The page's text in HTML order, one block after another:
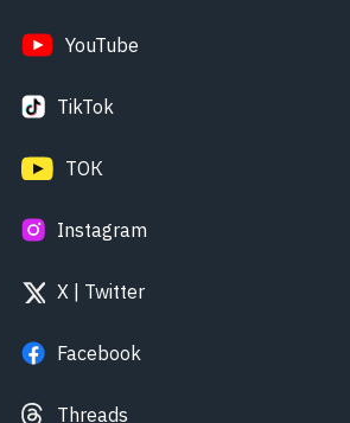
YouTube
TikTok
ТОК
Instagram
X | Twitter
Facebook
Threads